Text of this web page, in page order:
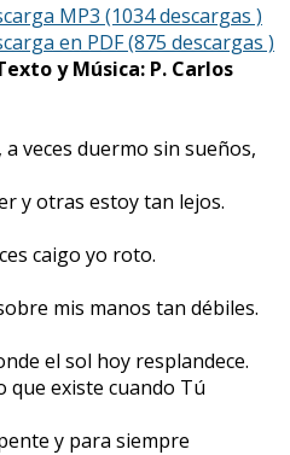
MP3 (1034 descargas )
en PDF (875 descargas )
y Música: P. Carlos
veces duermo sin sueños,
y otras estoy tan lejos.
caigo yo roto.
mis manos tan débiles.
el sol hoy resplandece.
que existe cuando Tú
y para siempre